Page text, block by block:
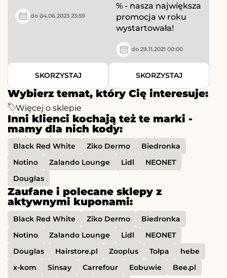
Wybierz temat, który Cię interesuje:
Więcej o sklepie
Inni klienci kochają też te marki -
mamy dla nich kody:
Black Red White Ziko Dermo
Biedronka
Notino
Zalando Lounge Lidl
NEONET
Douglas
Zaufane i polecane sklepy z
aktywnymi kuponami:
Black Red White Ziko Dermo
Biedronka
Notino
Zalando Lounge Lidl
NEONET
Douglas
Hairstore.pl Zooplus Tołpa
hebe
x-kom
Sinsay Carrefour Eobuwie
Bee.pl
do 04.06.2023 23:59
SKORZYSTAJ
% - nasza największa
promocja w roku
wystartowała!
do 29.11.2021 00:00
SKORZYSTAJ